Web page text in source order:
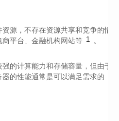
源，不存在资源共享和竞争的情
平台、金融机构网站等 1 。
强的计算能力和存储容量，但由于
的性能通常是可以满足需求的